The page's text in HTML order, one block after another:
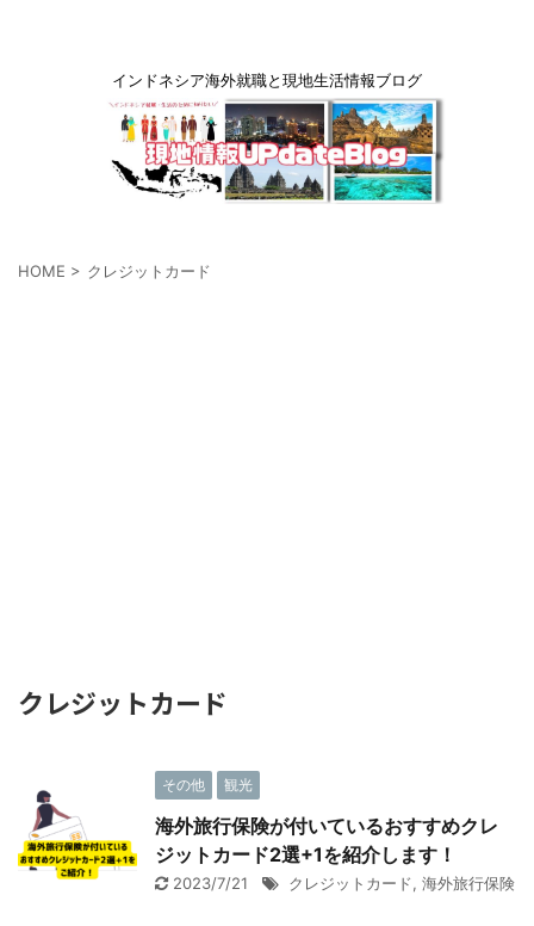
インドネシア海外就職と現地生活情報ブログ
HOME > クレジットカード
クレジットカード
その他 観光
海外旅行保険が付いているおすすめクレ
ジットカード2選+1を紹介します！
2023/7/21 クレジットカード, 海外旅行保険